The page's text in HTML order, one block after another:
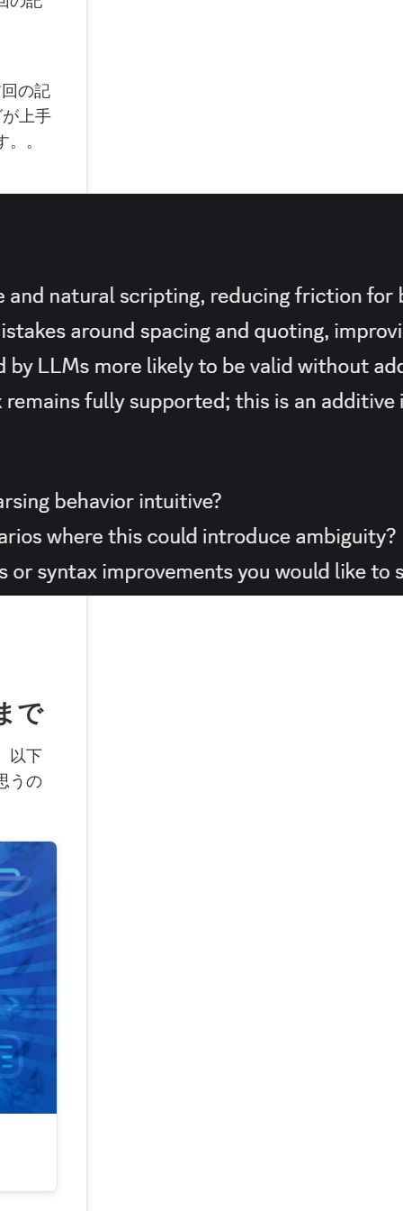
の記
上手
。
で
以下
うの